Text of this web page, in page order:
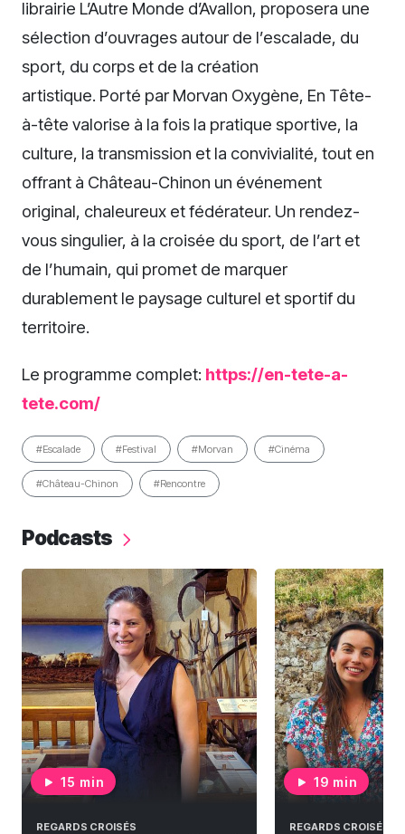
librairie L’Autre Monde d’Avallon, proposera une
sélection d’ouvrages autour de l’escalade, du
sport, du corps et de la création
artistique. Porté par Morvan Oxygène, En Tête-
à-tête valorise à la fois la pratique sportive, la
culture, la transmission et la convivialité, tout en
offrant à Château-Chinon un événement
original, chaleureux et fédérateur. Un rendez-
vous singulier, à la croisée du sport, de l’art et
de l’humain, qui promet de marquer
durablement le paysage culturel et sportif du
territoire.
Le programme complet: https://en-tete-a-
tete.com/
#Escalade #Festival #Morvan #Cinéma
#Château-Chinon #Rencontre
Podcasts
15 min
REGARDS CROISÉS
19 min
REGARDS CROISÉS